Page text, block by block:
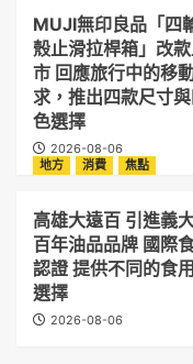
MUJI無印良品「四
殼止滑拉桿箱」改
市 回應旅行中的移
求，推出四款尺寸
色選擇
2026-08-06
地方
消費 焦點
高雄大遠百 引進義
百年油品品牌 國際
認證 提供不同的食
選擇
2026-08-06